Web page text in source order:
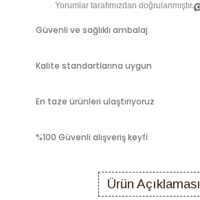
Yorumlar tarafımızdan doğrulanmıştır.
Güvenli ve sağlıklı ambalaj
Kalite standartlarına uygun
En taze ürünleri ulaştırıyoruz
%100 Güvenli alışveriş keyfi
Ürün Açıklaması